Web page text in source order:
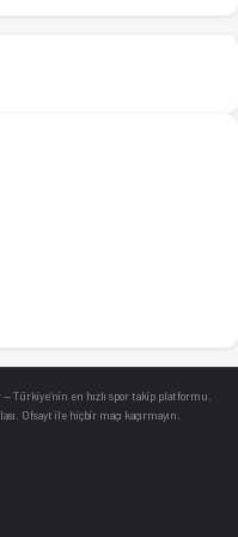
bitti. İstatistikler,
Türkiye’nin en hızlı spor takip platformu.
Ofsayt ile hiçbir maçı kaçırmayın.